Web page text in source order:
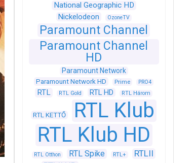
National Geographic HD
Nickelodeon
OzoneTV
Paramount Channel
Paramount Channel
HD
Paramount Network
Paramount Network HD Prime PRO4
RTL RTL Gold RTL HD RTL Három
RTL KETTŐ
RTL Klub
RTL Klub HD
RTL Otthon RTL Spike RTL+
RTLII